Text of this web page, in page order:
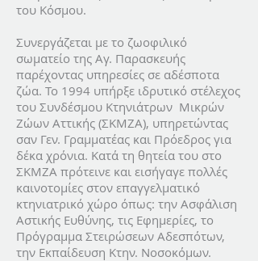
του Κόσμου.
Συνεργάζεται με το ζωοφιλικό
σωματείο της Αγ. Παρασκευής
παρέχοντας υπηρεσίες σε αδέσποτα
ζώα. Το 1994 υπήρξε ιδρυτικό στέλεχος
του Συνδέσμου Κτηνιάτρων Μικρών
Ζώων Αττικής (ΣΚΜΖΑ), υπηρετώντας
σαν Γεν. Γραμματέας και Πρόεδρος για
δέκα χρόνια. Κατά τη θητεία του στο
ΣΚΜΖΑ πρότεινε και εισήγαγε πολλές
καινοτομίες στον επαγγελματικό
κτηνιατρικό χώρο όπως: την Ασφάλιση
Αστικής Ευθύνης, τις Εφημερίες, το
Πρόγραμμα Στειρώσεων Αδεσπότων,
την Εκπαίδευση Κτην. Νοσοκόμων.